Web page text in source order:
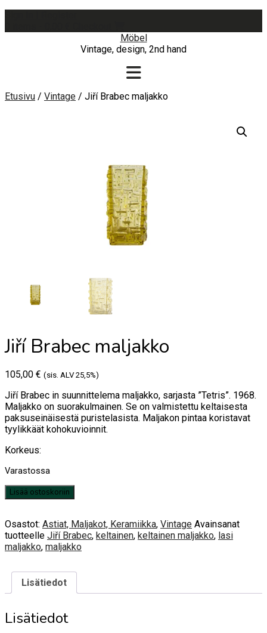
Möbel
Vintage, design, 2nd hand
Etusivu / Vintage / Jiří Brabec maljakko
Jiří Brabec maljakko
105,00 € (sis. ALV 25,5%)
Jiří Brabec in suunnittelema maljakko, sarjasta ”Tetris”. 1968.
Maljakko on suorakulmainen. Se on valmistettu keltaisesta
paksuseinäisestä puristelasista. Maljakon pintaa koristavat
tyylikkäät kohokuvioinnit.
Korkeus:
Varastossa
Jiří
Brabec
määrä
Lisää ostoskoriin
Osastot: Astiat, Maljakot, Keramiikka, Vintage Avainsanat
tuotteelle Jiří Brabec, keltainen, keltainen maljakko, lasi
maljakko, maljakko
Lisätiedot
Lisätiedot